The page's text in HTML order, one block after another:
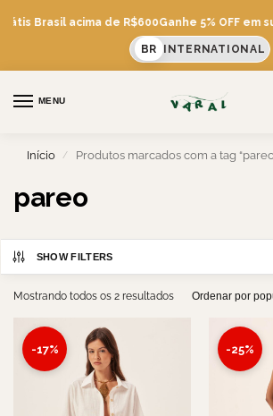
Brasil acima de R$600Ganhe 5% OFF em
BR INTERNATIONAL
MENU
Início / Produtos marcados com a tag
pareo
SHOW FILTERS
Mostrando todos os 2 resultados
-17% -25%